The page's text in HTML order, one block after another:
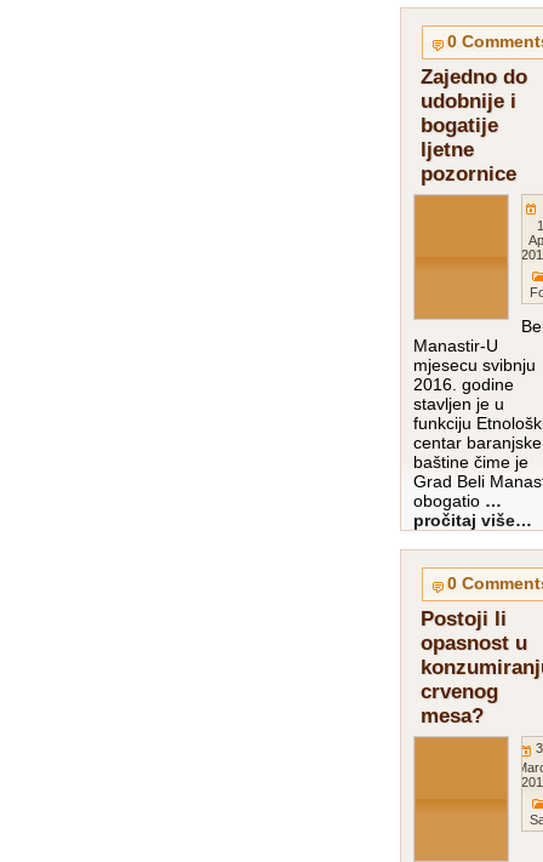
0
Zajedno do
udobnije i
bogatije
ljetne
pozornice
Manastir-U
mjesecu svibnju
2016. godine
stavljen je u
funkciju
centar baranjske
baštine čime je
Grad Beli
obogatio …
pročitaj više…
0
Postoji li
opasnost u
crvenog
mesa?